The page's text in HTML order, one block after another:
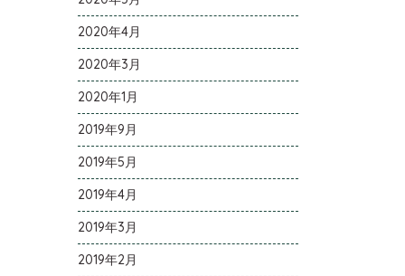
2020年4月
2020年3月
2020年1月
2019年9月
2019年5月
2019年4月
2019年3月
2019年2月